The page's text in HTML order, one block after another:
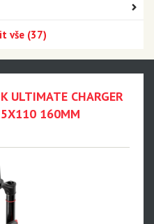
ULTIMATE CHARGER
160MM